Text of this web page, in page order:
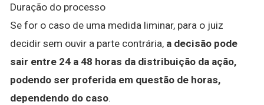
Duração do processo
Se for o caso de uma medida liminar, para o juiz
decidir sem ouvir a parte contrária, a decisão pode
sair entre 24 a 48 horas da distribuição da ação,
podendo ser proferida em questão de horas,
dependendo do caso.